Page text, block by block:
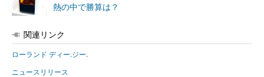
熱の中で勝算は？
関連リンク
ローランド ディー.ジー.
ニュースリリース